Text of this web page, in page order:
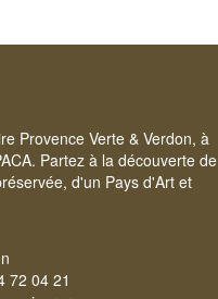
Provence Verte & Verdon, à
Partez à la découverte de
d'un Pays d'Art et
72 04 21